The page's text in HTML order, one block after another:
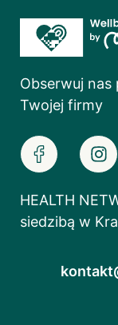
Obserwuj nas
Twojej firmy
HEALTH
siedzibą w